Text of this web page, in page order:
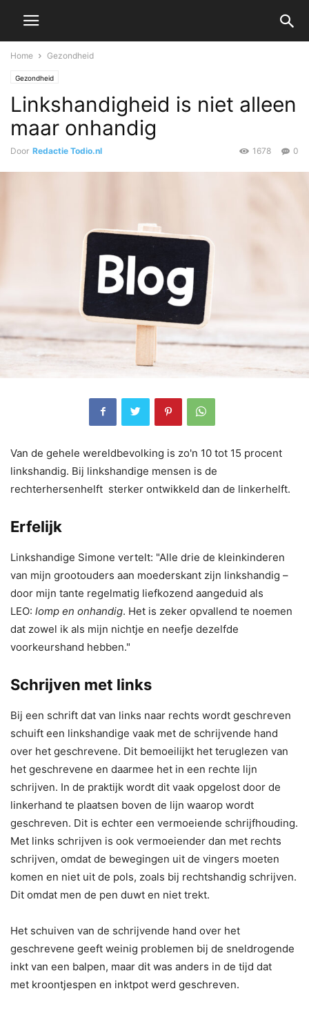
Home Gezondheid
Gezondheid
Linkshandigheid is niet alleen
maar onhandig
Door Redactie Todio.nl 0
1678
Van de gehele wereldbevolking is zo'n 10 tot 15 procent
linkshandig. Bij linkshandige mensen is de
rechterhersenhelft sterker ontwikkeld dan de linkerhelft.
Erfelijk
Linkshandige Simone vertelt: "Alle drie de kleinkinderen
van mijn grootouders aan moederskant zijn linkshandig –
door mijn tante regelmatig liefkozend aangeduid als
LEO: lomp en onhandig. Het is zeker opvallend te noemen
dat zowel ik als mijn nichtje en neefje dezelfde
voorkeurshand hebben."
Schrijven met links
Bij een schrift dat van links naar rechts wordt geschreven
schuift een linkshandige vaak met de schrijvende hand
over het geschrevene. Dit bemoeilijkt het teruglezen van
het geschrevene en daarmee het in een rechte lijn
schrijven. In de praktijk wordt dit vaak opgelost door de
linkerhand te plaatsen boven de lijn waarop wordt
geschreven. Dit is echter een vermoeiende schrijfhouding.
Met links schrijven is ook vermoeiender dan met rechts
schrijven, omdat de bewegingen uit de vingers moeten
komen en niet uit de pols, zoals bij rechtshandig schrijven.
Dit omdat men de pen duwt en niet trekt.
Het schuiven van de schrijvende hand over het
geschrevene geeft weinig problemen bij de sneldrogende
inkt van een balpen, maar dit was anders in de tijd dat
met kroontjespen en inktpot werd geschreven.